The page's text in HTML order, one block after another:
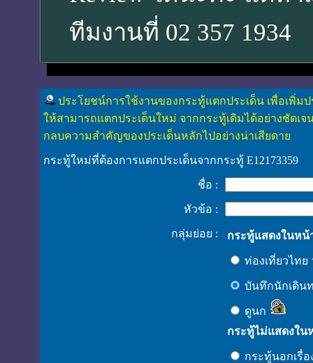
ทีมงานที่ 02 357 1934
ประโยชน์การใช้งานของกระทู้แตกประเด็น เพื่อเพิ่มป
ให้สามารถแตกประเด็นใหม่ จากกระทู้เดิมได้อย่างชัดเ
กลบความสำคัญของประเด็นหลักไปอย่างน่าเสียดาย
กระทู้ใหม่ที่ต้องการแตกประเด็นจากกระทู้ E12173359
ชื่อ :
หัวข้อ :
กลุ่มย่อย : กระทู้แสดงในหน้
ท่องเที่ยวไทย
บันทึกนักเดิน
ดูนก
กระทู้ไม่แสดงใน
กระทู้นอกเรื่